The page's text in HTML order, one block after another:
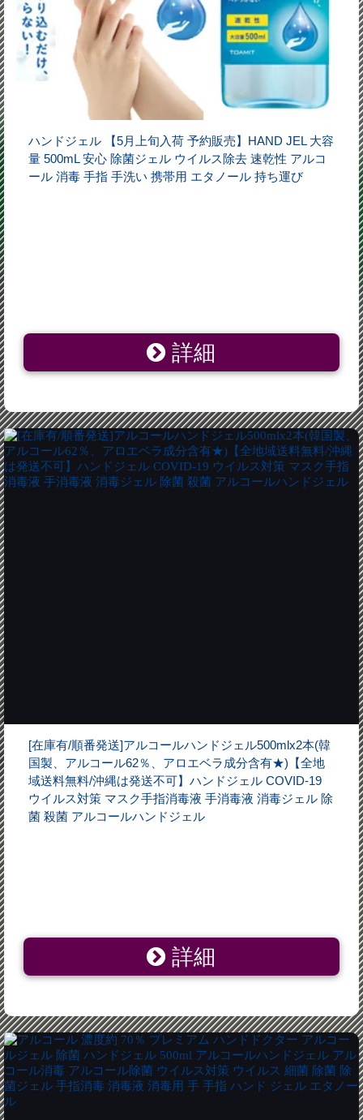
ハンドジェル 【5月上旬入荷 予約販売】HAND JEL 大容
量 500mL 安心 除菌ジェル ウイルス除去 速乾性 アルコ
ール 消毒 手指 手洗い 携帯用 エタノール 持ち運び
詳細
[在庫有/順番発送]アルコールハンドジェル500mlx2本(韓
国製、アルコール62％、アロエベラ成分含有★)【全地
域送料無料/沖縄は発送不可】ハンドジェル COVID-19
ウイルス対策 マスク手指消毒液 手消毒液 消毒ジェル 除
菌 殺菌 アルコールハンドジェル
詳細